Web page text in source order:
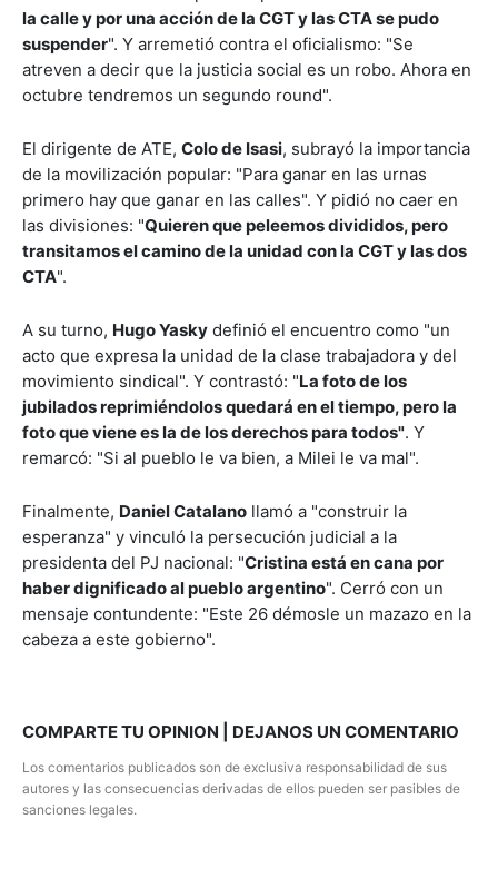
la calle y por una acción de la CGT y las CTA se pudo
suspender". Y arremetió contra el oficialismo: "Se
atreven a decir que la justicia social es un robo. Ahora en
octubre tendremos un segundo round".
El dirigente de ATE, Colo de Isasi, subrayó la importancia
de la movilización popular: "Para ganar en las urnas
primero hay que ganar en las calles". Y pidió no caer en
las divisiones: "Quieren que peleemos divididos, pero
transitamos el camino de la unidad con la CGT y las dos
CTA".
A su turno, Hugo Yasky definió el encuentro como "un
acto que expresa la unidad de la clase trabajadora y del
movimiento sindical". Y contrastó: "La foto de los
jubilados reprimiéndolos quedará en el tiempo, pero la
foto que viene es la de los derechos para todos". Y
remarcó: "Si al pueblo le va bien, a Milei le va mal".
Finalmente, Daniel Catalano llamó a "construir la
esperanza" y vinculó la persecución judicial a la
presidenta del PJ nacional: "Cristina está en cana por
haber dignificado al pueblo argentino". Cerró con un
mensaje contundente: "Este 26 démosle un mazazo en la
cabeza a este gobierno".
COMPARTE TU OPINION | DEJANOS UN COMENTARIO
Los comentarios publicados son de exclusiva responsabilidad de sus
autores y las consecuencias derivadas de ellos pueden ser pasibles de
sanciones legales.